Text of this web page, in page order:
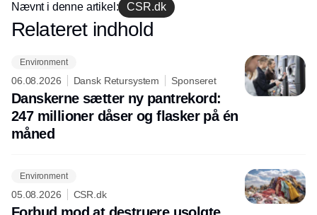
Nævnt i denne artikel: CSR.dk
Annonce
Relateret indhold
Environment
06.08.2026 Dansk Retursystem Sponseret
Danskerne sætter ny pantrekord:
247 millioner dåser og flasker på én
måned
Environment
05.08.2026 CSR.dk